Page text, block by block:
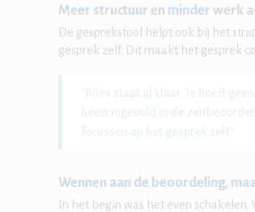
Meer structuur en minder werk
De gesprekstool helpt ook bij het
gesprek zelf. Dit maakt het gesprek
“Alles staat al klaar. Je hoeft
heeft ingevuld in de
focussen op het gesprek zelf.”
Wennen aan de beoordeling,
In het begin was het even